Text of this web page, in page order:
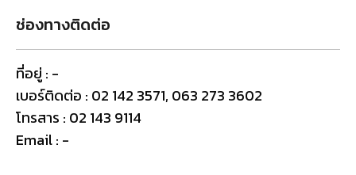
ช่องทางติดต่อ
ที่อยู่ : -
เบอร์ติดต่อ : 02 142 3571, 063 273 3602
โทรสาร : 02 143 9114
Email : -